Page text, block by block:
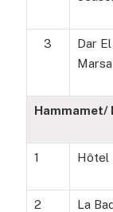
3
Dar El
Marsa
Hammamet/
1 Hôtel
2 La